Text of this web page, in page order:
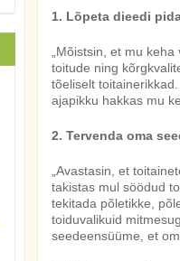
1. Lõpeta dieedi
„Mõistsin, et mu
toitude ning
tõeliselt
ajapikku hakkas mu
2. Tervenda oma
„Avastasin, et
takistas mul söödud
tekitada põletikke,
toiduvalikuid
seedeensüüme, et